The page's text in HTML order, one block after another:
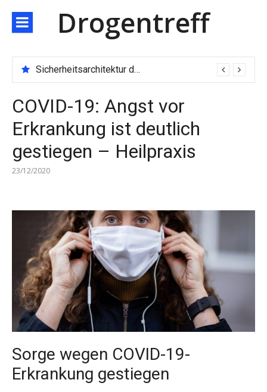
zum
Inhalt
Drogentreff
Sicherheitsarchitektur der nächsten Generation: JARXE kombiniert Multi-Wallet und MPC als Schutzschild für digitales Vertrauen
COVID-19: Angst vor
Erkrankung ist deutlich
gestiegen – Heilpraxis
23/12/2020
Sorge wegen COVID-19-
Erkrankung gestiegen